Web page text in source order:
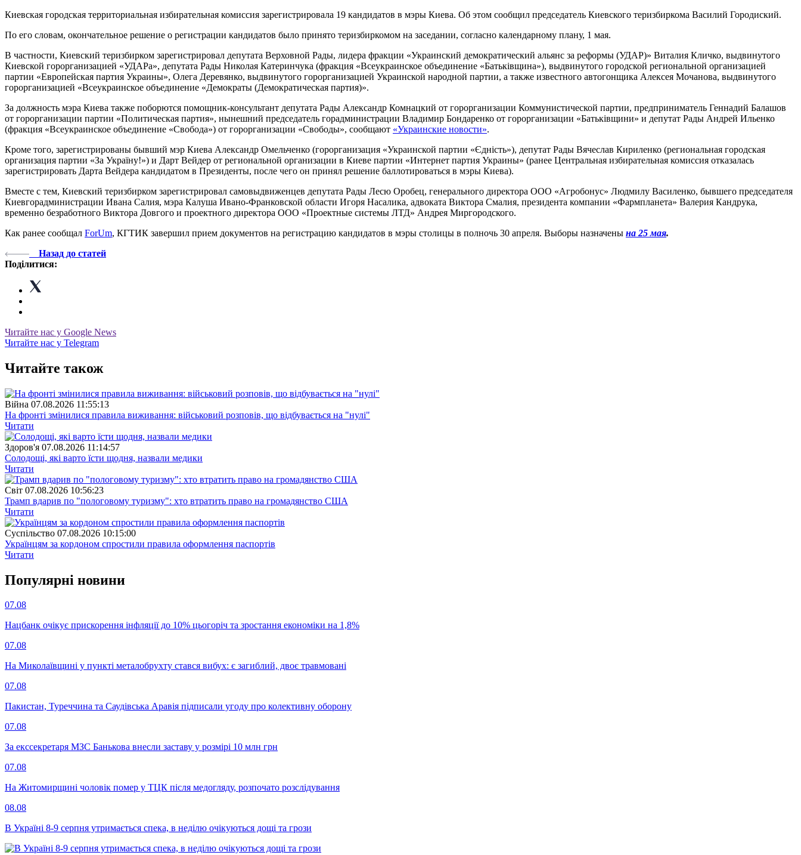
Киевская городская территориальная избирательная комиссия зарегистрировала 19 кандидатов в мэры Киева. Об этом сообщил председатель Киевского теризбиркома Василий Городиский.
По его словам, окончательное решение о регистрации кандидатов было принято теризбиркомом на заседании, согласно календарному плану, 1 мая.
В частности, Киевский теризбирком зарегистрировал депутата Верховной Рады, лидера фракции «Украинский демократический альянс за реформы (УДАР)» Виталия Кличко, выдвинутого
Киевской горорганизацией «УДАРа», депутата Рады Николая Катеринчука (фракция «Всеукраинское объединение «Батьківщина»), выдвинутого городской региональной организацией
партии «Европейская партия Украины», Олега Деревянко, выдвинутого горорганизацией Украинской народной партии, а также известного автогонщика Алексея Мочанова, выдвинутого
горорганизацией «Всеукраинское объединение «Демократы (Демократическая партия)».
За должность мэра Киева также поборются помощник-консультант депутата Рады Александр Комнацкий от горорганизации Коммунистической партии, предприниматель Геннадий Балашов
от горорганизации партии «Политическая партия», нынешний председатель горадминистрации Владимир Бондаренко от горорганизации «Батьківщини» и депутат Рады Андрей Ильенко
(фракция «Всеукраинское объединение «Свобода») от горорганизации «Свободы», сообщают «Украинские новости».
Кроме того, зарегистрированы бывший мэр Киева Александр Омельченко (горорганизация «Украинской партии «Єдність»), депутат Рады Вячеслав Кириленко (региональная городская
организация партии «За Україну!») и Дарт Вейдер от региональной организации в Киеве партии «Интернет партия Украины» (ранее Центральная избирательная комиссия отказалась
зарегистрировать Дарта Вейдера кандидатом в Президенты, после чего он принял решение баллотироваться в мэры Киева).
Вместе с тем, Киевский теризбирком зарегистрировал самовыдвиженцев депутата Рады Лесю Оробец, генерального директора ООО «Агробонус» Людмилу Василенко, бывшего председателя
Киевгорадминистрации Ивана Салия, мэра Калуша Ивано-Франковской области Игоря Насалика, адвоката Виктора Смалия, президента компании «Фармпланета» Валерия Кандрука,
временно безработного Виктора Довгого и проектного директора ООО «Проектные системы ЛТД» Андрея Миргородского.
Как ранее сообщал ForUm, КГТИК завершил прием документов на регистрацию кандидатов в мэры столицы в полночь 30 апреля. Выборы назначены на 25 мая.
Назад до статей
Поділитися:
Читайте нас у Google News
Читайте нас у Telegram
Читайте також
Війна 07.08.2026 11:55:13
На фронті змінилися правила виживання: військовий розповів, що відбувається на "нулі"
Читати
Здоров'я 07.08.2026 11:14:57
Солодощі, які варто їсти щодня, назвали медики
Читати
Свiт 07.08.2026 10:56:23
Трамп вдарив по "пологовому туризму": хто втратить право на громадянство США
Читати
Суспiльство 07.08.2026 10:15:00
Українцям за кордоном спростили правила оформлення паспортів
Читати
Популярнi новини
07.08
Нацбанк очікує прискорення інфляції до 10% цьогоріч та зростання економіки на 1,8%
07.08
На Миколаївщині у пункті металобрухту стався вибух: є загиблий, двоє травмовані
07.08
Пакистан, Туреччина та Саудівська Аравія підписали угоду про колективну оборону
07.08
За екссекретаря МЗС Банькова внесли заставу у розмірі 10 млн грн
07.08
На Житомирщині чоловік помер у ТЦК після медогляду, розпочато розслідування
08.08
В Україні 8-9 серпня утримається спека, в неділю очікуються дощі та грози